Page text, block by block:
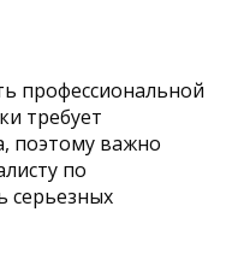
профессиональной
требует
поэтому важно
по
серьезных